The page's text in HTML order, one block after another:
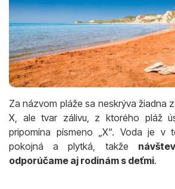
Za názvom pláže sa neskrýva žiadna
X, ale tvar zálivu, z ktorého pláž
pripomína písmeno „X“. Voda je v
pokojná a plytká, takže
odporúčame aj rodinám s deťmi.